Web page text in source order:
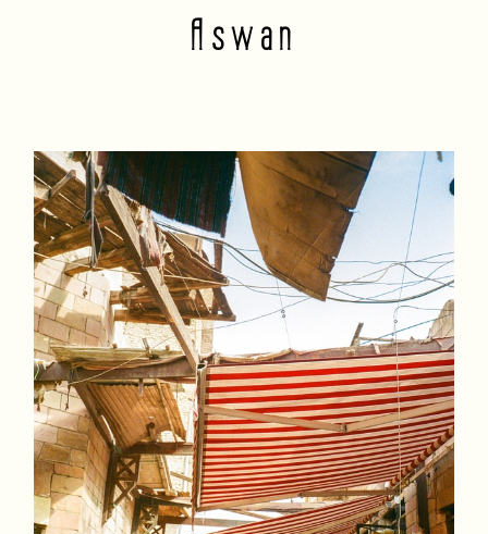
Aswan